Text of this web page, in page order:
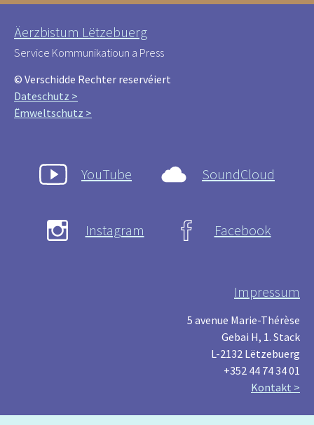
Äerzbistum Lëtzebuerg
Service Kommunikatioun a Press
© Verschidde Rechter reservéiert
Dateschutz >
Ëmweltschutz >
YouTube SoundCloud
Instagram Facebook
Impressum
5 avenue Marie-Thérèse
Gebai H, 1. Stack
L-2132 Lëtzebuerg
+352 44 74 34 01
Kontakt >